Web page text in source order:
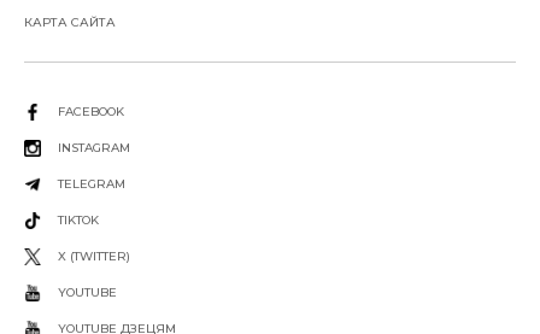
КАРТА САЙТА
FACEBOOK
INSTAGRAM
TELEGRAM
TIKTOK
X (TWITTER)
YOUTUBE
YOUTUBE ДЗЕЦЯМ